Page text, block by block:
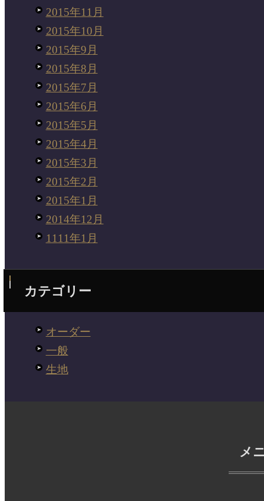
2015年11月
2015年10月
2015年9月
2015年8月
2015年7月
2015年6月
2015年5月
2015年4月
2015年3月
2015年2月
2015年1月
2014年12月
1111年1月
カテゴリー
オーダー
一般
生地
メ